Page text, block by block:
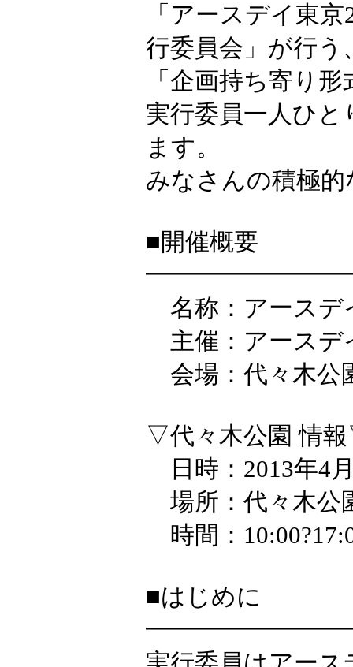
「アースデイ東
行委員会」が行う
「企画持ち寄り
実行委員一人ひ
ます。
みなさんの積極
■開催概要
名称：アースデ
主催：アースデ
会場：代々木公
▽代々木公園 情
日時：2013年4
場所：代々木公
時間：
■はじめに